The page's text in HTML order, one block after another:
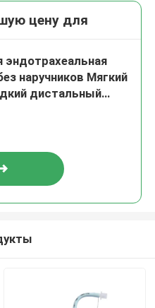
цену для
эндотрахеальная
наручников Мягкий
дистальный